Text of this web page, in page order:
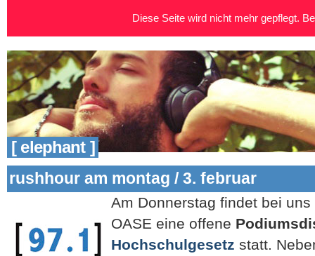
[ elephant ]
rushhour am montag / 3. februar
Am Donnerstag findet bei
OASE eine offene
Hochschulgesetz statt.
Diese Seite wird nicht mehr gepflegt.